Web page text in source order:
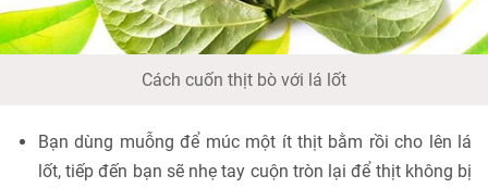
Cách cuốn thịt bò với lá lốt
Bạn dùng muỗng để múc một ít thịt bằm rồi cho lên lá
lốt, tiếp đến bạn sẽ nhẹ tay cuộn tròn lại để thịt không bị